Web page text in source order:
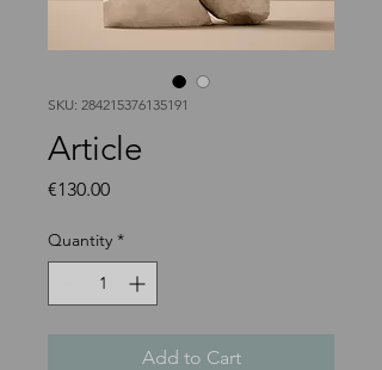
SKU: 284215376135191
Article
€130.00Price
Quantity *
Add to Cart